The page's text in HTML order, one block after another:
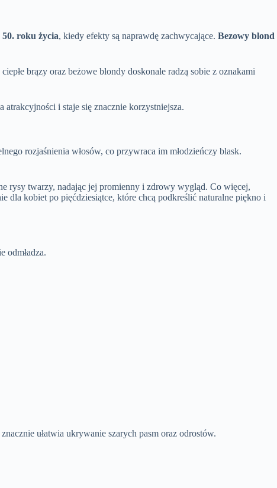
50. roku życia, kiedy efekty są naprawdę zachwycające. Bezowy blond
brązy oraz beżowe blondy doskonale radzą sobie z oznakami
atrakcyjności i staje się znacznie korzystniejsza.
rozjaśnienia włosów, co przywraca im młodzieńczy blask.
rysy twarzy, nadając jej promienny i zdrowy wygląd. Co więcej,
kobiet po pięćdziesiątce, które chcą podkreślić naturalne piękno i
odmładza.
ułatwia ukrywanie szarych pasm oraz odrostów.